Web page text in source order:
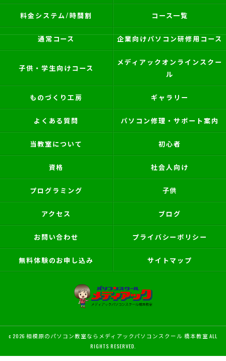
料金システム/時間割 コース一覧
通常コース 企業向けパソコン研修用コース
子供・学生向けコース
メディアックオンラインスクー
ル
ものづくり工房 ギャラリー
よくある質問 パソコン修理・サポート案内
当教室について 初心者
資格 社会人向け
プログラミング 子供
アクセス ブログ
お問い合わせ プライバシーポリシー
無料体験のお申し込み サイトマップ
c 2026 相模原のパソコン教室ならメディアックパソコンスクール 橋本教室 ALL
RIGHTS RESERVED.